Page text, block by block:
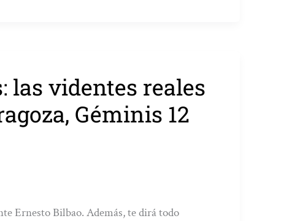
las videntes reales
Géminis 12
Ernesto Bilbao. Además, te dirá todo